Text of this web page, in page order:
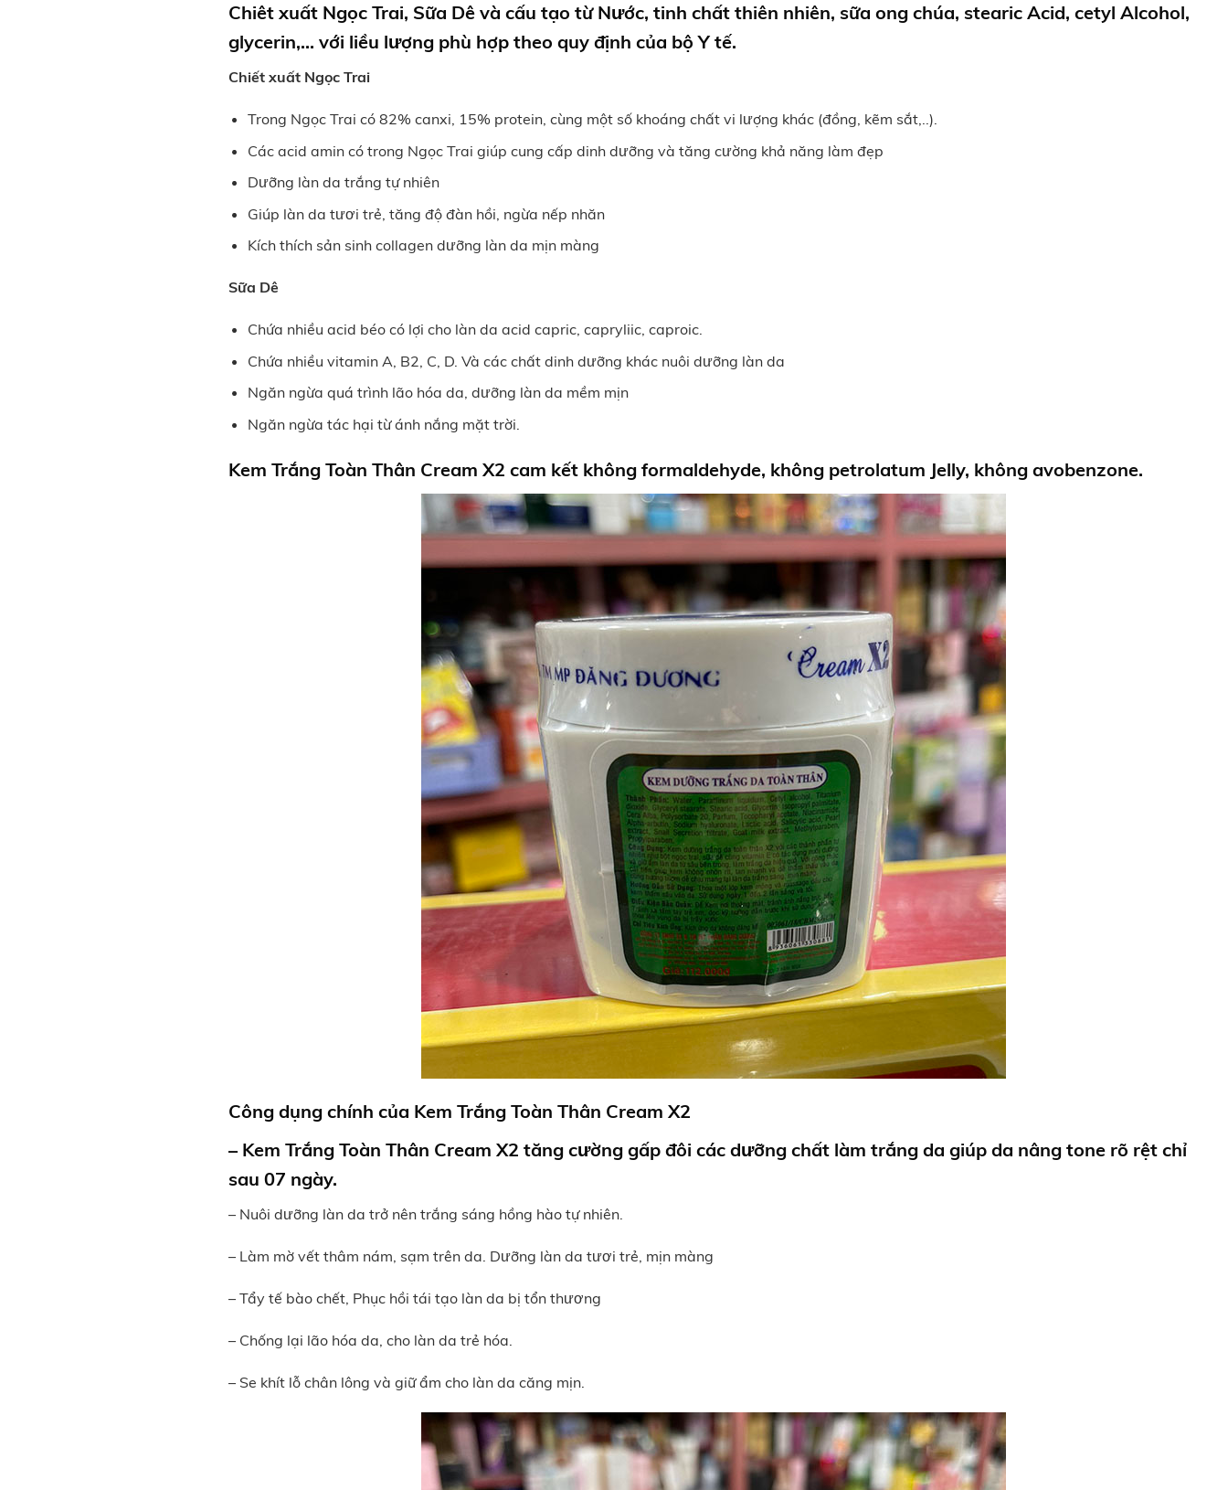
Chiêt xuất Ngọc Trai, Sữa Dê và cấu tạo từ Nước, tinh chất thiên nhiên, sữa ong chúa, stearic Acid, cetyl Alcohol,
glycerin,… với liều lượng phù hợp theo quy định của bộ Y tế.
Chiết xuất Ngọc Trai
Trong Ngọc Trai có 82% canxi, 15% protein, cùng một số khoáng chất vi lượng khác (đồng, kẽm sắt,..).
Các acid amin có trong Ngọc Trai giúp cung cấp dinh dưỡng và tăng cường khả năng làm đẹp
Dưỡng làn da trắng tự nhiên
Giúp làn da tươi trẻ, tăng độ đàn hồi, ngừa nếp nhăn
Kích thích sản sinh collagen dưỡng làn da mịn màng
Sữa Dê
Chứa nhiều acid béo có lợi cho làn da acid capric, capryliic, caproic.
Chứa nhiều vitamin A, B2, C, D. Và các chất dinh dưỡng khác nuôi dưỡng làn da
Ngăn ngừa quá trình lão hóa da, dưỡng làn da mềm mịn
Ngăn ngừa tác hại từ ánh nắng mặt trời.
Kem Trắng Toàn Thân Cream X2cam kết không formaldehyde, không petrolatum Jelly, không avobenzone.
Công dụng chính của Kem Trắng Toàn Thân Cream X2
– Kem Trắng Toàn Thân Cream X2tăng cường gấp đôi các dưỡng chất làm trắng da giúp da nâng tone rõ rệt chỉ
sau 07 ngày.
– Nuôi dưỡng làn da trở nên trắng sáng hồng hào tự nhiên.
– Làm mờ vết thâm nám, sạm trên da. Dưỡng làn da tươi trẻ, mịn màng
– Tẩy tế bào chết, Phục hồi tái tạo làn da bị tổn thương
– Chống lại lão hóa da, cho làn da trẻ hóa.
– Se khít lỗ chân lông và giữ ẩm cho làn da căng mịn.